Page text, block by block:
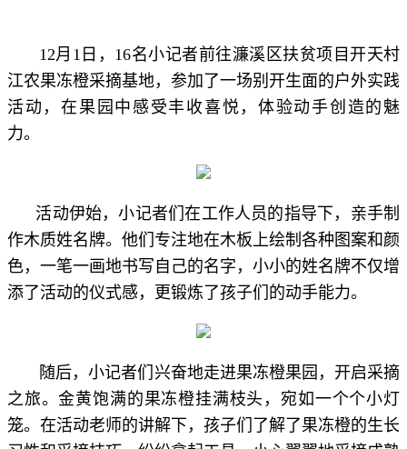
12月1日，16名小记者前往濂溪 区扶贫项目 开天村
江农果冻橙采摘基地，参加了一场别开生面的户外实践
活动，在果园中感受丰收喜悦，体验动手创造的魅
力。
活动伊始，小记者们在工作人员的指导下，亲手制
作木质姓名牌。他们专注地在木板上绘制各种图案和颜
色，一笔一画地书写自己的名字，小小的姓名牌不仅增
添了活动的仪式感，更锻炼了孩子们的动手能力。
随后，小记者们兴奋地走进果冻橙果园，开启采摘
之旅。金黄饱满的果冻橙挂满枝头，宛如一个个小灯
笼。在活动老师的讲解下，孩子们了解了果冻橙的生长